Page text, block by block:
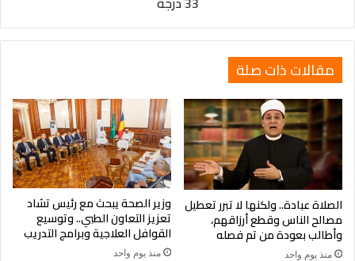
مقالات ذات صلة
الصلاة عبادة.. ولكنها لا تبرر تعطيل
مصالح الناس وقطع أرزاقهم،
وأطالب بعودة من تم فصله
منذ يوم واحد
وزير الصحة يبحث مع رئيس تشاد
تعزيز التعاون الطبي.. وتوسيع
القوافل العلاجية وبرامج التدريب
منذ يوم واحد